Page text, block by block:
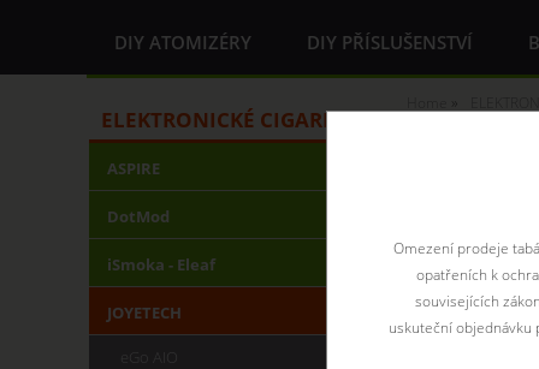
DIY ATOMIZÉRY DIY PŘÍSLUŠENSTVÍ
ELEKTRONICKÉ CIGARETY
ASPIRE
DotMod
iSmoka - Eleaf
JOYETECH
Omezení prodeje
opatřeních k
souvisejících
uskuteční